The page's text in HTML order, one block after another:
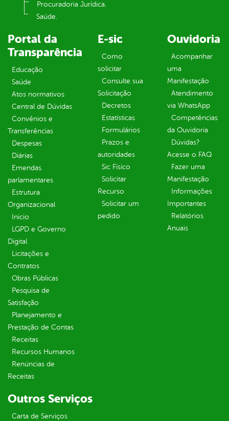
Procuradoria Jurídica.
Saúde.
Portal da
Transparência
Educação
Saúde
Atos normativos
Central de Dúvidas
Convênios e
Transferências
Despesas
Diárias
Emendas
parlamentares
Estrutura
Organizacional
Inicio
LGPD e Governo
Digital
Licitações e
Contratos
Obras Públicas
Pesquisa de
Satisfação
Planejamento e
Prestação de Contas
Receitas
Recursos Humanos
Renúncias de
Receitas
E-sic
Como
solicitar
Consulte sua
Solicitação
Decretos
Estatísticas
Formulários
Prazos e
autoridades
Sic Físico
Solicitar
Recurso
Solicitar um
pedido
Ouvidoria
Acompanhar
uma
Manifestação
Atendimento
via WhatsApp
Competências
da Ouvidoria
Dúvidas?
Acesse o FAQ
Fazer uma
Manifestação
Informações
Importantes
Relatórios
Anuais
Outros Serviços
Carta de Serviços